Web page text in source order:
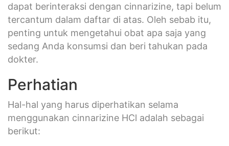
dapat berinteraksi dengan cinnarizine, tapi belum
tercantum dalam daftar di atas. Oleh sebab itu,
penting untuk mengetahui obat apa saja yang
sedang Anda konsumsi dan beri tahukan pada
dokter.
Perhatian
Hal-hal yang harus diperhatikan selama
menggunakan cinnarizine HCl adalah sebagai
berikut: